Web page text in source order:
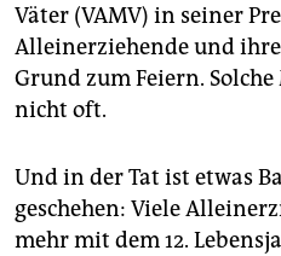
abo
genossenschaft
epaper login
Väter (VAMV) in seiner
Alleinerziehende und
Grund zum Feiern.
nicht oft.
Und in der Tat ist etwas
geschehen: Viele
mehr mit dem 12.